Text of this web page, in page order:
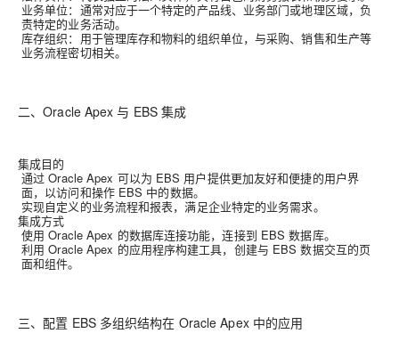
业务单位：通常对应于一个特定的产品线、业务部门或地理区域，负
责特定的业务活动。
库存组织：用于管理库存和物料的组织单位，与采购、销售和生产等
业务流程密切相关。
二、Oracle Apex 与 EBS 集成
集成目的
通过 Oracle Apex 可以为 EBS 用户提供更加友好和便捷的用户界
面，以访问和操作 EBS 中的数据。
实现自定义的业务流程和报表，满足企业特定的业务需求。
集成方式
使用 Oracle Apex 的数据库连接功能，连接到 EBS 数据库。
利用 Oracle Apex 的应用程序构建工具，创建与 EBS 数据交互的页
面和组件。
三、配置 EBS 多组织结构在 Oracle Apex 中的应用